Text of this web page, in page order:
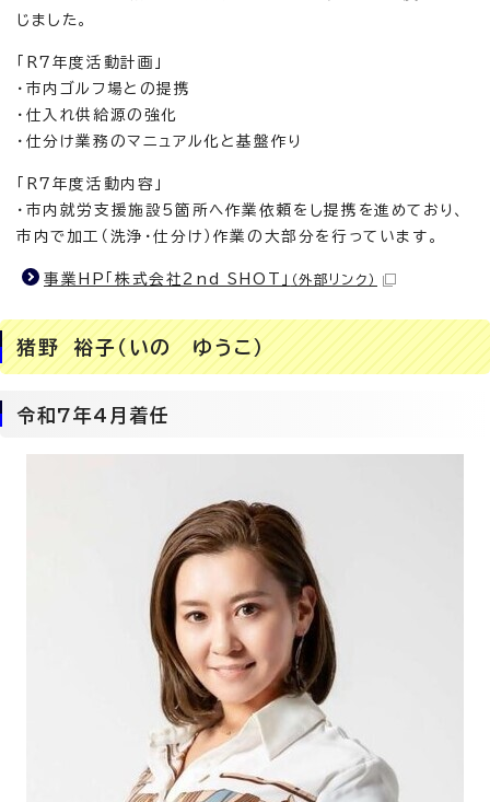
じました。
「R7年度活動計画」
・市内ゴルフ場との提携
・仕入れ供給源の強化
・仕分け業務のマニュアル化と基盤作り
「R7年度活動内容」
・市内就労支援施設5箇所へ作業依頼をし提携を進めており、
市内で加工（洗浄・仕分け）作業の大部分を行っています。
事業HP「株式会社2nd SHOT」 （外部リンク）
猪野 裕子（いの ゆうこ）
令和7年4月着任